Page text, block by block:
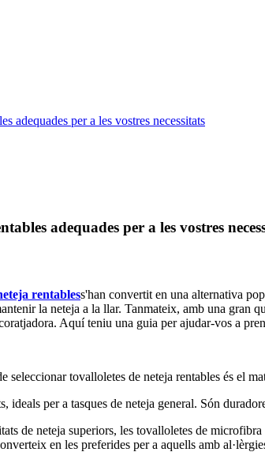
adequades per a les vostres necessitats
adequades per a les vostres
rentabless'han convertit en una alternativa
la neteja a la llar. Tanmateix, amb una gran
Aquí teniu una guia per ajudar-vos a
seleccionar tovalloletes de neteja rentables és el
ideals per a tasques de neteja general. Són
de neteja superiors, les tovalloletes de
en les preferides per a aquells amb